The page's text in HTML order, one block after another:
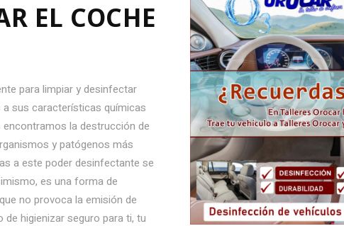
EL COCHE
para limpiar y desinfectar
sus características químicas
la destrucción de
y patógenos más
a este poder desinfectante se
es una forma de
no provoca la emisión de
higienizar seguro para ti, tu